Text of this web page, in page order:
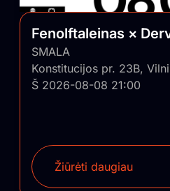
Fenolftaleinas ×
SMALA
Konstitucijos pr. 23B,
Š 2026-08-08 21:00
Žiūrėti daugiau